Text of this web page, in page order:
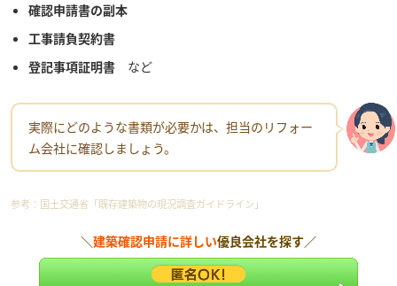
確認申請書の副本
工事請負契約書
登記事項証明書 など
実際にどのような書類が必要かは、担当のリフォー
ム会社に確認しましょう。
参考： 国土交通省「既存建築物の現況調査ガイドライン」
＼建築確認申請に詳しい優良会社を探す／